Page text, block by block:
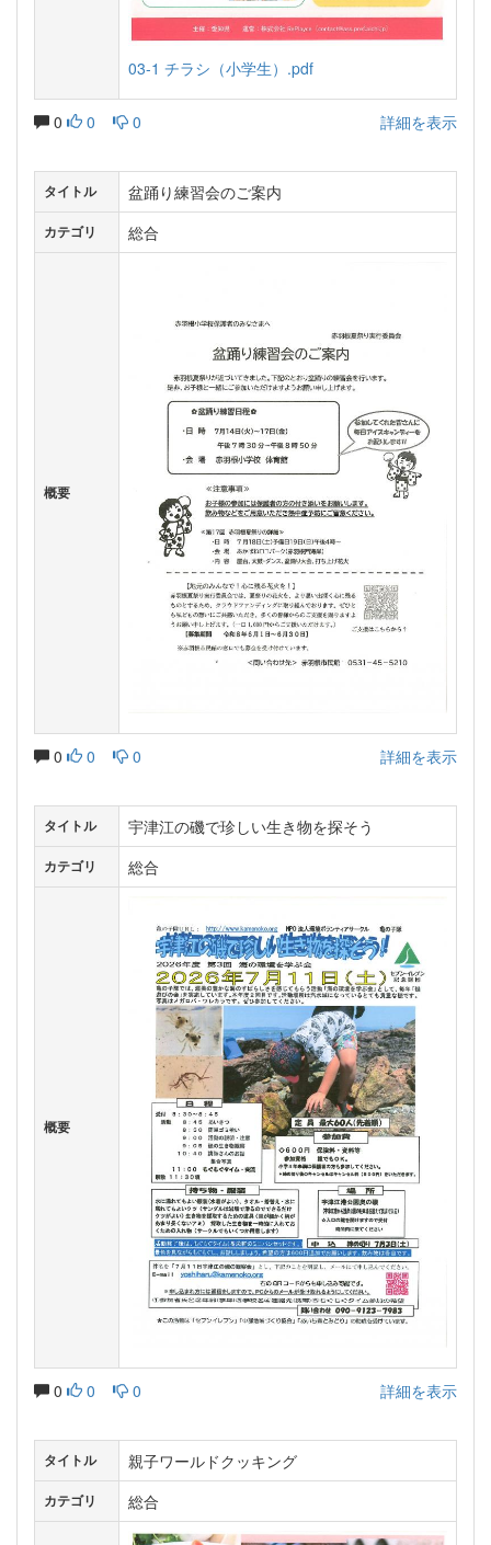
03-1 チラシ（小学生）.pdf
0 0 0 詳細を表示
タイトル 盆踊り練習会のご案内
カテゴリ 総合
概要
0 0 0 詳細を表示
タイトル 宇津江の磯で珍しい生き物を探そう
カテゴリ 総合
概要
0 0 0 詳細を表示
タイトル 親子ワールドクッキング
カテゴリ 総合